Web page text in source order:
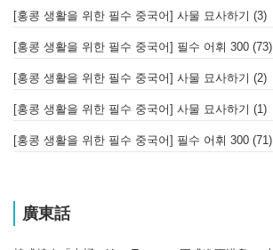
[홍콩 생활을 위한 필수 중국어] 사물 묘사하기 (3)
[홍콩 생활을 위한 필수 중국어] 필수 어휘 300 (73)
[홍콩 생활을 위한 필수 중국어] 사물 묘사하기 (2)
[홍콩 생활을 위한 필수 중국어] 사물 묘사하기 (1)
[홍콩 생활을 위한 필수 중국어] 필수 어휘 300 (71)
廣東話